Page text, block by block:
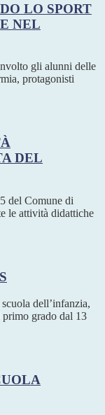
LO SPORT
NEL
gli alunni delle
protagonisti
DEL
del Comune di
le attività didattiche
dell’infanzia,
primo grado dal 13